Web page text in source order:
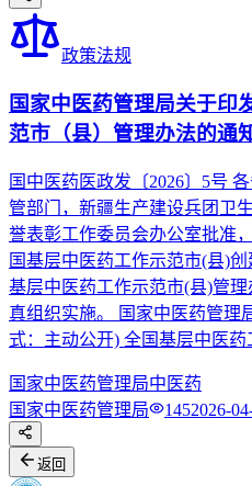
政策法规
国家中医药管理局关于印
范市（县）管理办法的通
国中医药医政发〔2026〕5号
管部门，新疆生产建设兵团卫
誉表彰工作委员会办公室批准
国基层中医药工作示范市(县)
基层中医药工作示范市(县)管
真组织实施。 国家中医药管理
式：主动公开) 全国基层中医
国家中医药管理局中医药
国家中医药管理局
1452026-
返回